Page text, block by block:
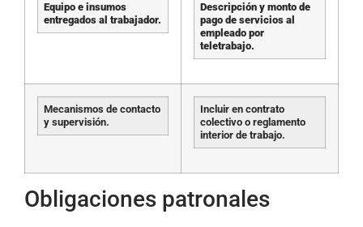
Equipo e insumos
entregados al trabajador.
Descripción y monto de
pago de servicios al
empleado por
teletrabajo.
Mecanismos de contacto
y supervisión.
Incluir en contrato
colectivo o reglamento
interior de trabajo.
Obligaciones patronales